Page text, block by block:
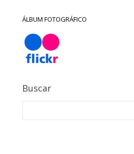
ÁLBUM FOTOGRÁFICO
Buscar